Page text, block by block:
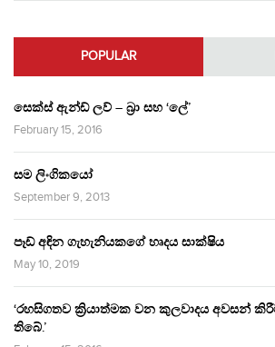
POPULAR
සෙක්ස් ඇන්ඩ් ලව් – බ්‍රා සහ ‘ලේ’
February 15, 2016
සම ලිංගිකයෝ
September 9, 2013
පෑඩ් අඳින ගැහැනියකගේ හෘදය සාක්ෂිය
May 10, 2019
‘රහසිගතව ක්‍රියාත්මක වන කුලවාදය අවසන්
තිබේ.’